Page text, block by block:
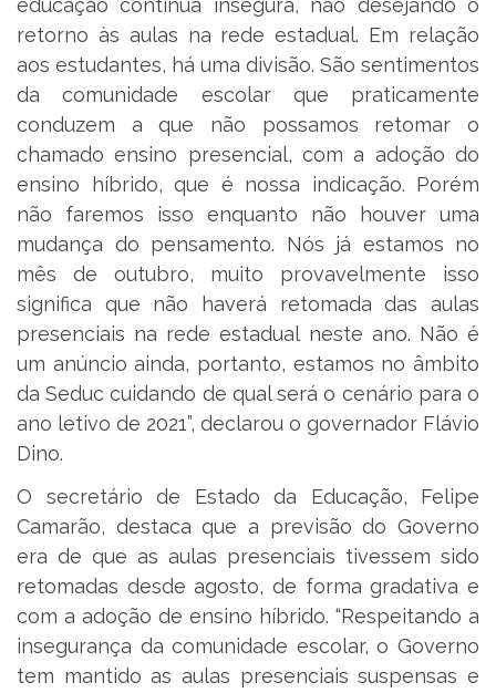
retorno às aulas na rede estadual. Em relação
aos estudantes, há uma divisão. São sentimentos
da comunidade escolar que praticamente
conduzem a que não possamos retomar o
chamado ensino presencial, com a adoção do
ensino híbrido, que é nossa indicação. Porém
não faremos isso enquanto não houver uma
mudança do pensamento. Nós já estamos no
mês de outubro, muito provavelmente isso
significa que não haverá retomada das aulas
presenciais na rede estadual neste ano. Não é
um anúncio ainda, portanto, estamos no âmbito
da Seduc cuidando de qual será o cenário para o
ano letivo de 2021”, declarou o governador Flávio
Dino.
O secretário de Estado da Educação, Felipe
Camarão, destaca que a previsão do Governo
era de que as aulas presenciais tivessem sido
retomadas desde agosto, de forma gradativa e
com a adoção de ensino híbrido. “Respeitando a
insegurança da comunidade escolar, o Governo
tem mantido as aulas presenciais suspensas e